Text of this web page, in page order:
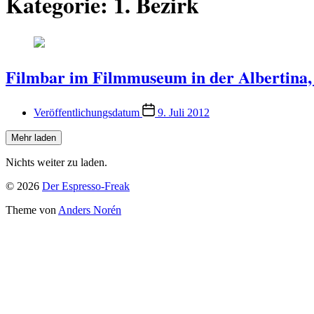
Filmbar im Filmmuseum in der
Veröffentlichungsdatum 9. Juli 2012
Mehr laden
Nichts weiter zu laden.
© 2026 Der Espresso-Freak
Theme von Anders Norén